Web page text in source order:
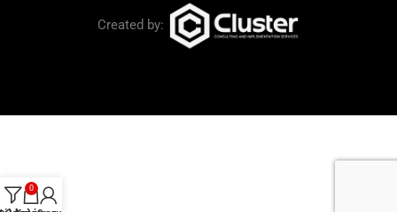
Created by:
0